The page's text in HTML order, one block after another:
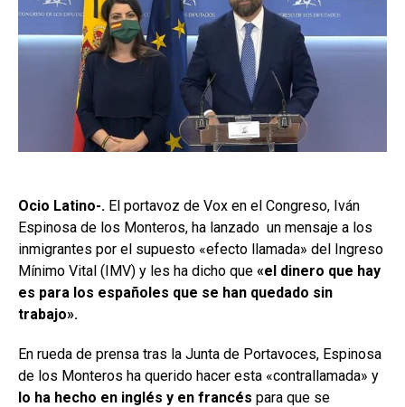
Ocio Latino-. El portavoz de Vox en el Congreso, Iván
Espinosa de los Monteros, ha lanzado un mensaje a los
inmigrantes por el supuesto «efecto llamada» del Ingreso
Mínimo Vital (IMV) y les ha dicho que «el dinero que hay
es para los españoles que se han quedado sin
trabajo».
En rueda de prensa tras la Junta de Portavoces, Espinosa
de los Monteros ha querido hacer esta «contrallamada» y
lo ha hecho en inglés y en francés para que se